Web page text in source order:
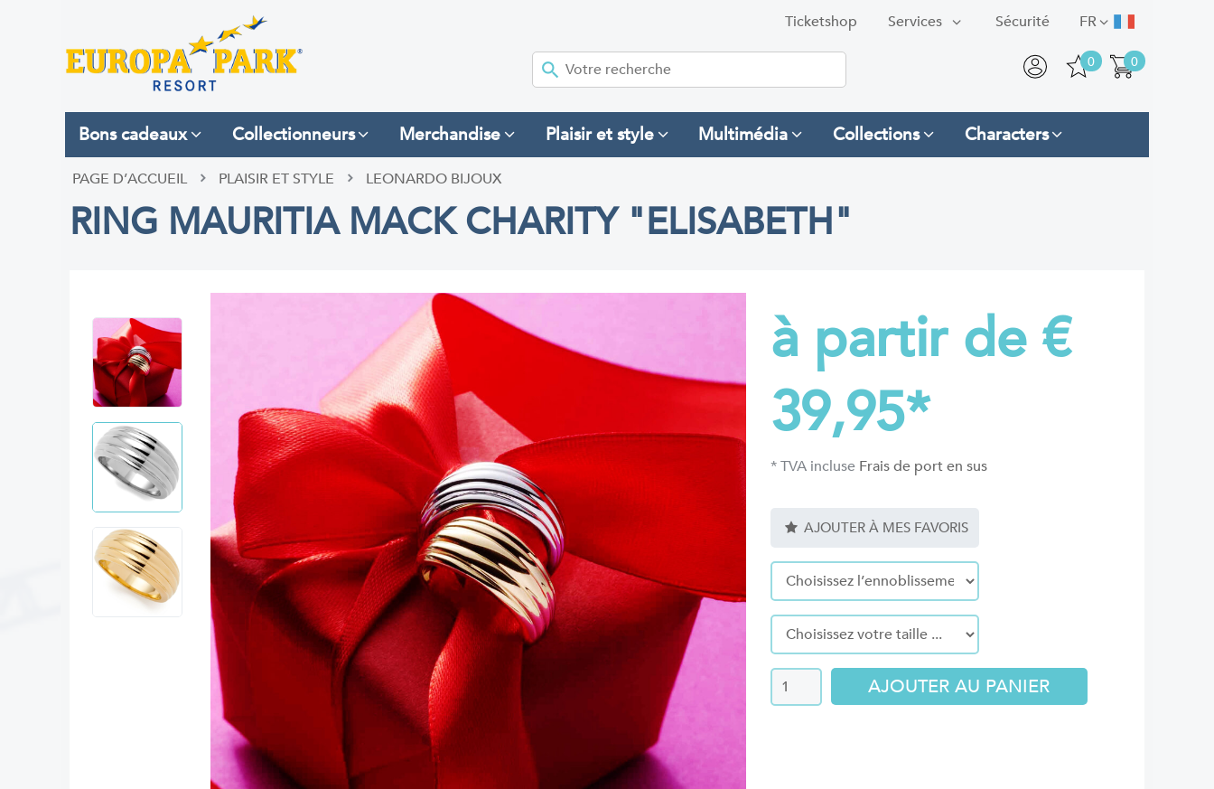
FR
Sécurité
Services
Ticketshop
0
0
Bons cadeaux Collectionneurs Merchandise Plaisir et style Multimédia Collections Characters
PAGE D’ACCUEIL PLAISIR ET STYLE LEONARDO BIJOUX
RING MAURITIA MACK CHARITY "ELISABETH"
à partir de €
39,95*
* TVA incluse Frais de port en sus
AJOUTER À MES FAVORIS